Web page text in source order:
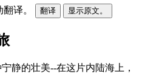
译。 翻译 显示原文。
静的壮美--在这片内陆海上，